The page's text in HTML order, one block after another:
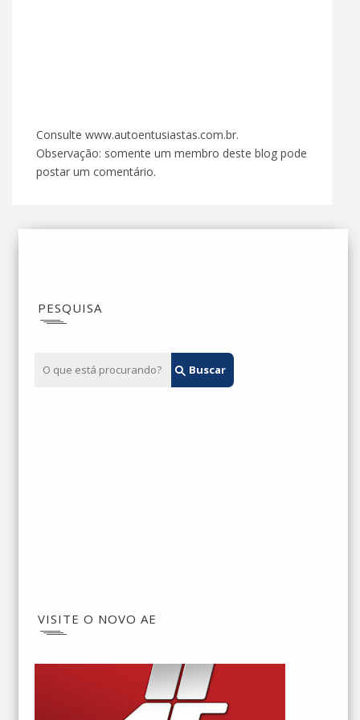
Consulte www.autoentusiastas.com.br.
Observação: somente um membro deste blog pode
postar um comentário.
PESQUISA
VISITE O NOVO AE